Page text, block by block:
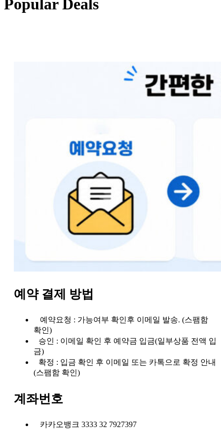
Popular Deals
예약 결제 방법
예약요청 : 가능여부 확인후 이메일 발송. (스팸함
확인)
승인 : 이메일 확인 후 예약금 입금(일부상품 전액 입
금)
확정 : 입금 확인 후 이메일 또는 카톡으로 확정 안내
(스팸함 확인)
계좌번호
카카오뱅크 3333 32 7927397